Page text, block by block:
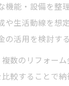
機能・設備を整
や生活動線を想
の活用を検討する
数のリフォー
較することで